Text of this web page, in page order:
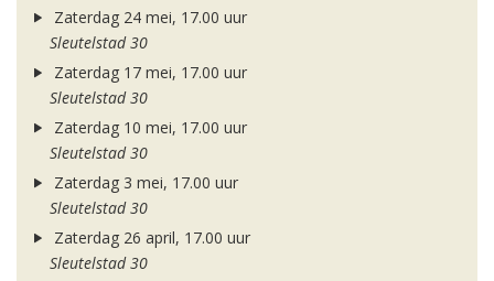
Zaterdag 24 mei, 17.00 uur
Sleutelstad 30
Zaterdag 17 mei, 17.00 uur
Sleutelstad 30
Zaterdag 10 mei, 17.00 uur
Sleutelstad 30
Zaterdag 3 mei, 17.00 uur
Sleutelstad 30
Zaterdag 26 april, 17.00 uur
Sleutelstad 30